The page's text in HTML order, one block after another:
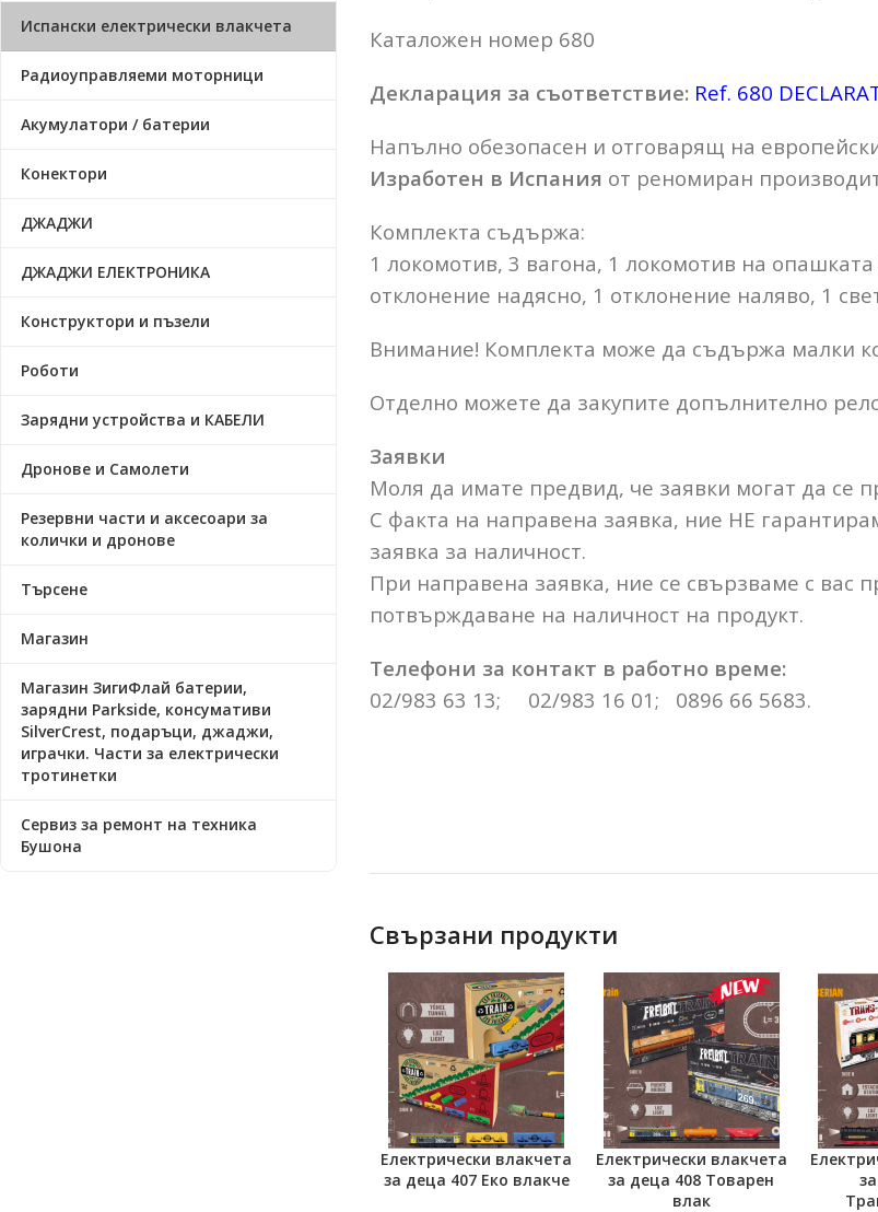
Испански електрически влакчета
Радиоуправляеми моторници
Акумулатори / батерии
Конектори
ДЖАДЖИ
ДЖАДЖИ ЕЛЕКТРОНИКА
Конструктори и пъзели
Роботи
Зарядни устройства и КАБЕЛИ
Дронове и Самолети
Резервни части и аксесоари за
колички и дронове
Търсене
Магазин
Магазин ЗигиФлай батерии,
зарядни Parkside, консумативи
SilverCrest, подаръци, джаджи,
играчки. Части за електрически
тротинетки
Сервиз за ремонт на техника
Бушона
Каталожен номер 680
Декларация за съответствие: Ref. 680
Напълно обезопасен и отговарящ на
Изработен в Испания от реномиран
Комплекта съдържа:
1 локомотив, 3 вагона, 1 локомотив на
отклонение надясно, 1 отклонение наляво, 1
Внимание! Комплекта може да съдържа малки
Отделно можете да закупите допълнително
Заявки
Моля да имате предвид, че заявки могат да се
С факта на направена заявка, ние НЕ
заявка за наличност.
При направена заявка, ние се свързваме с вас
потвърждаване на наличност на продукт.
Телефони за контакт в работно време:
02/983 63 13; 02/983 16 01; 0896 66 5683.
Свързани продукти
ДОБАВЯНЕ В КОЛИЧКАТА
Електрически влакчета
за деца 407 Еко влакче
ДОБАВЯНЕ В КОЛИЧКАТА
Електрически влакчета
за деца 408 Товарен
влак